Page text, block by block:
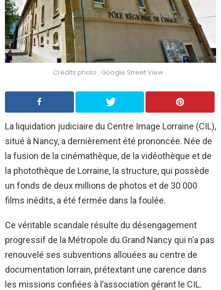
Crédits photo : Google Street View
La liquidation judiciaire du Centre Image Lorraine (CIL),
situé à Nancy, a dernièrement été prononcée. Née de
la fusion de la cinémathèque, de la vidéothèque et de
la photothèque de Lorraine, la structure, qui possède
un fonds de deux millions de photos et de 30 000
films inédits, a été fermée dans la foulée.
Ce véritable scandale résulte du désengagement
progressif de la Métropole du Grand Nancy qui n’a pas
renouvelé ses subventions allouées au centre de
documentation lorrain, prétextant une carence dans
les missions confiées à l’association gérant le CIL.